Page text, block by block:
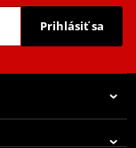
Prihlásiť sa